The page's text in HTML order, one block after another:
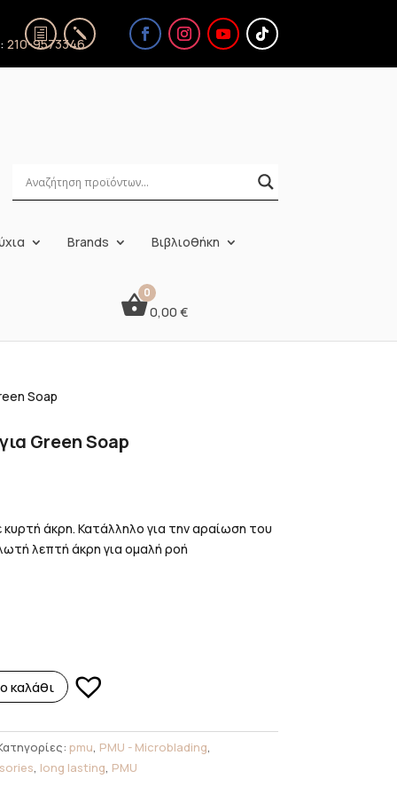
210-9573346
Brands Βιβλιοθήκη
0,00 €
Soap
Green Soap
κυρτή άκρη. Κατάλληλο για την αραίωση του
λεπτή άκρη για ομαλή ροή
καλάθι
pmu, PMU - Microblading,
, long lasting, PMU